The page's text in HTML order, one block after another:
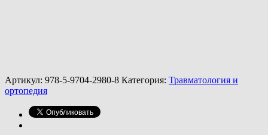
Артикул: 978-5-9704-2980-8 Категория: Травматология и
ортопедия